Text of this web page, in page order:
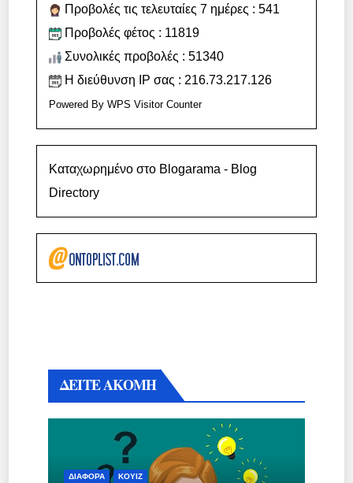
Προβολές τις τελευταίες 7 ημέρες : 541
Προβολές φέτος : 11819
Συνολικές προβολές : 51340
Η διεύθυνση IP σας : 216.73.217.126
Powered ByWPS Visitor Counter
Καταχωρημένο στο Blogarama - Blog
Directory
ΔΕΙΤΕ ΑΚΟΜΗ
ΔΙΆΦΟΡΑ ΚΟΥΊΖ